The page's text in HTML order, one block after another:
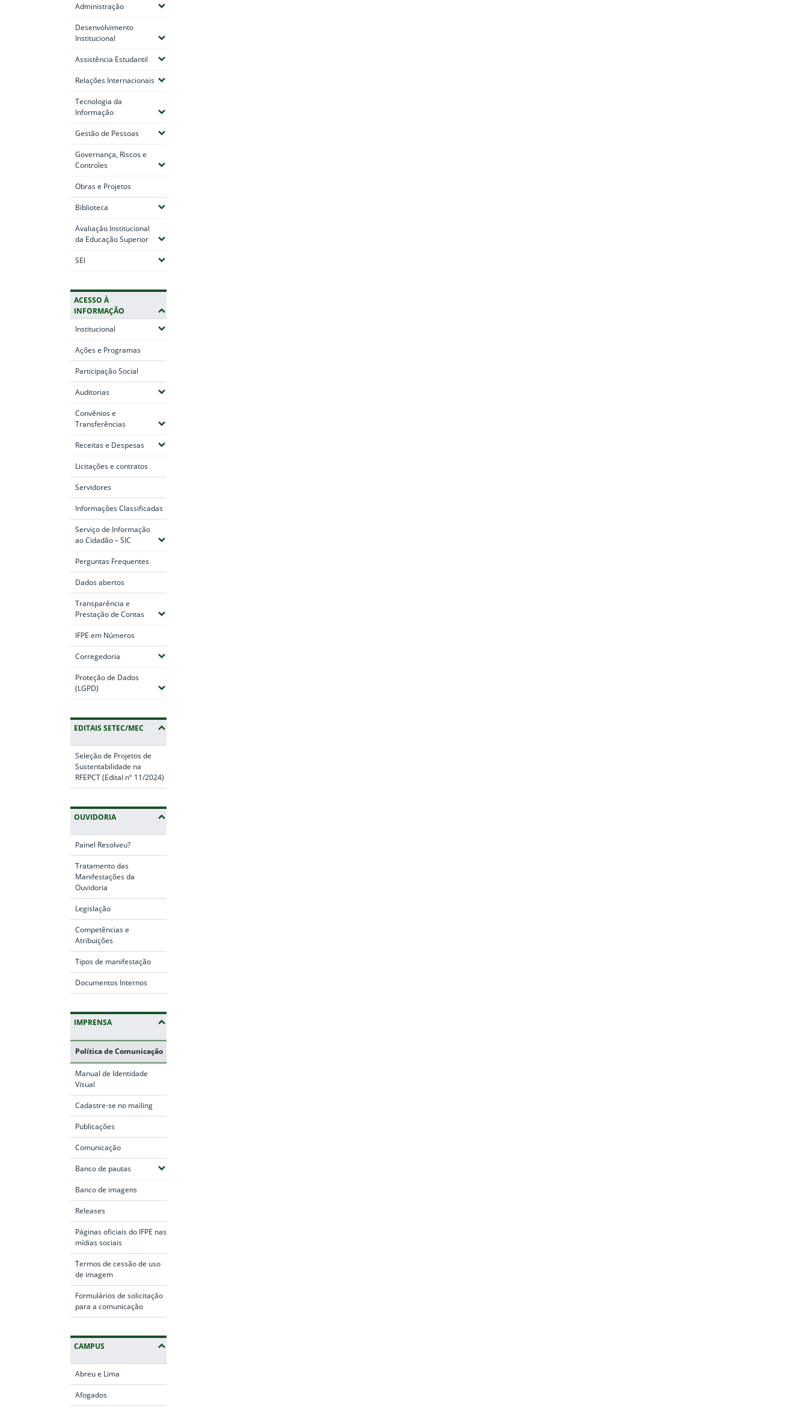
Administração(Expandir submenus)
Desenvolvimento
Institucional (Expandir submenus)
Assistência Estudantil (Expandir submenus)
Relações Internacionais(Expandir submenus)
Tecnologia da
Informação(Expandir submenus)
Gestão de Pessoas(Expandir submenus)
Governança, Riscos e
Controles(Expandir submenus)
Obras e Projetos
Biblioteca (Expandir submenus)
Avaliação Institucional
da Educação Superior(Expandir submenus)
SEI(Expandir submenus)
ACESSO À
INFORMAÇÃO
Institucional (Expandir submenus)
Ações e Programas
Participação Social
Auditorias(Expandir submenus)
Convênios e
Transferências(Expandir submenus)
Receitas e Despesas(Expandir submenus)
Licitações e contratos
Servidores
Informações Classificadas
Serviço de Informação
ao Cidadão – SIC (Expandir submenus)
Perguntas Frequentes
Dados abertos
Transparência e
Prestação de Contas(Expandir submenus)
IFPE em Números
Corregedoria (Expandir submenus)
Proteção de Dados
(LGPD) (Expandir submenus)
EDITAIS SETEC/MEC
Seleção de Projetos de
Sustentabilidade na
RFEPCT (Edital nº 11/2024)
OUVIDORIA
Painel Resolveu?
Tratamento das
Manifestações da
Ouvidoria
Legislação
Competências e
Atribuições
Tipos de manifestação
Documentos Internos
IMPRENSA
Política de Comunicação
Manual de Identidade
Visual
Cadastre-se no mailing
Publicações
Comunicação
Banco de pautas(Expandir submenus)
Banco de imagens
Releases
Páginas oficiais do IFPE nas
mídias sociais
Termos de cessão de uso
de imagem
Formulários de solicitação
para a comunicação
CAMPUS
Abreu e Lima
Afogados